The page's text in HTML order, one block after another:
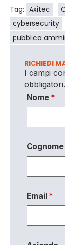
Tag: Axitea
cybersecurity
pubblica
RICHIEDI
I campi
obbligatori.
Nome *
Cognome
Email *